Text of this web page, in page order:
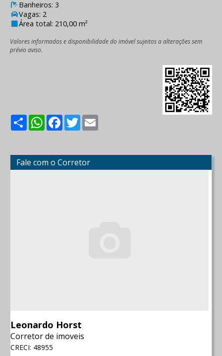
Banheiros: 3
Vagas: 2
Área total: 210,00 m²
Valores informados e disponibilidade do imóvel sujeitos a alterações sem
prévio aviso.
ShareWhatsApp
Facebook
Twitter
Fale com o Corretor
Leonardo Horst
Corretor de imoveis
CRECI: 48955